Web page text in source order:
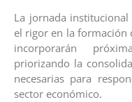
La jornada
el rigor en la formación
incorporarán
priorizando la
necesarias para
sector económico.